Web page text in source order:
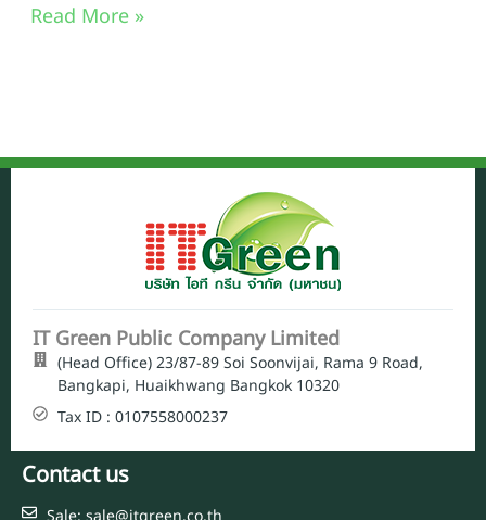
Read More »
IT Green Public Company Limited
(Head Office) 23/87-89 Soi Soonvijai, Rama 9 Road,
Bangkapi, Huaikhwang Bangkok 10320
Tax ID : 0107558000237
Contact us